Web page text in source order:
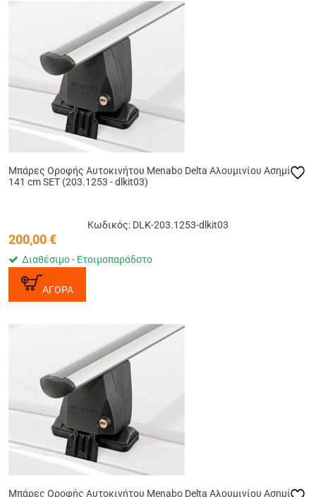
Μπάρες Οροφής Αυτοκινήτου Menabo Delta Αλουμινίου Ασημί
141 cm SET (203.1253 - dlkit03)
Κωδικός: DLK-203.1253-dlkit03
200,00€
Διαθέσιμο - Ετοιμοπαράδοτο
ΑΓΟΡΑ
Μπάρες Οροφής Αυτοκινήτου Menabo Delta Αλουμινίου Ασημί